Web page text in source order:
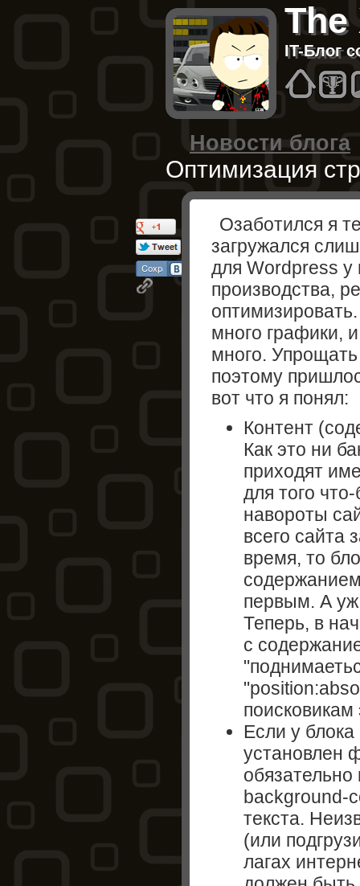
The
IT-Блог
Новости блога
Оптимизация
Озаботился я
загружался
для Wordpress у
производства,
много графики,
много.
поэтому
вот что я понял:
Контент
Как это ни
приходят
для того
навороты
всего сайта
время, то
первым. А
Теперь, в
с
поисковикам
Если у
установлен
background-
текста.
(или
лагах